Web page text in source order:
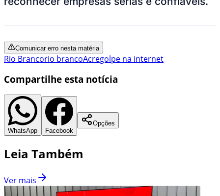
Comunicar erro nesta matéria
Rio Brancorio brancoAcregolpe na internet
Compartilhe esta notícia
WhatsApp Facebook
Opções
Leia Também
Ver mais